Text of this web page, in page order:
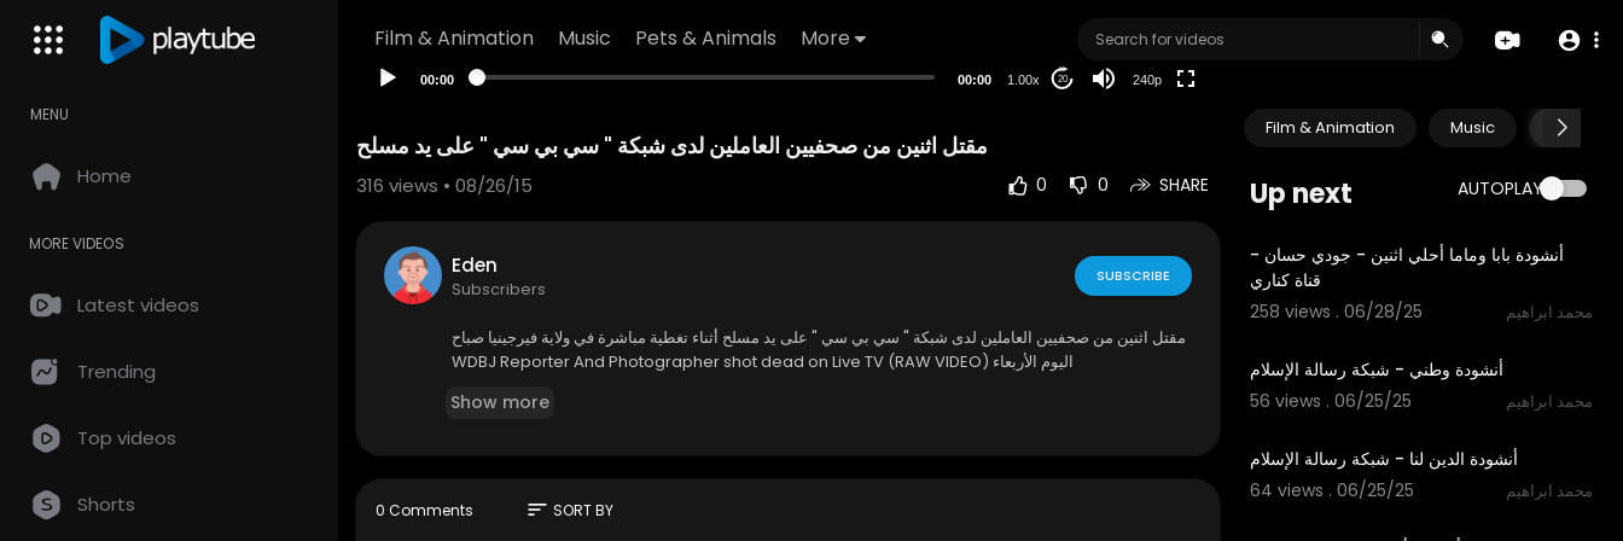
Film & Animation Music Pets & Animals More
MENU
Home
MORE VIDEOS
Latest videos
Trending
Top videos
Shorts
00:00 00:00 1.00x 20 240p
Film & Animation Music Pets &
Up next AUTOPLAY
أنشودة بابا وماما أحلي اثنين - جودي حسان -
قناة كناري
258 views . 06/28/25
محمد ابراهيم
أنشودة وطني - شبكة رسالة الإسلام
56 views . 06/25/25
محمد ابراهيم
أنشودة الدين لنا - شبكة رسالة الإسلام
64 views . 06/25/25
محمد ابراهيم
مقتل اثنين من صحفيين العاملين لدى شبكة " سي بي سي " على يد مسلح
316 views • 08/26/15 0 0 SHARE
Eden
Subscribers
SUBSCRIBE
مقتل اثنين من صحفيين العاملين لدى شبكة " سي بي سي " على يد مسلح أثناء تغطية مباشرة في ولاية فيرجينيا صباح
اليوم الأربعاء WDBJ Reporter And Photographer shot dead on Live TV (RAW VIDEO)
Show more
0 Comments sort SORT BY